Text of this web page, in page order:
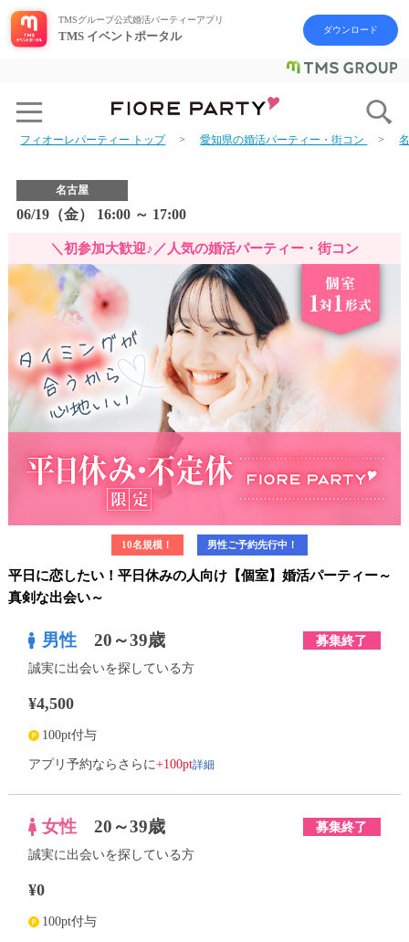
TMSグループ公式婚活パーティーアプリ
TMS イベントポータル ダウンロード
フィオーレパーティー トップ 愛知県の婚活パーティー・街コン
名古屋
06/19（金） 16:00 ～ 17:00
＼初参加大歓迎♪／人気の婚活パーティー・街コン
10名規模！ 男性ご予約先行中！
平日に恋したい！平日休みの人向け【個室】婚活パーティー～
真剣な出会い～
男性 20～39歳 募集終了
誠実に出会いを探している方
¥4,500
100pt付与
アプリ予約ならさらに+100pt詳細
女性 20～39歳 募集終了
誠実に出会いを探している方
¥0
100pt付与